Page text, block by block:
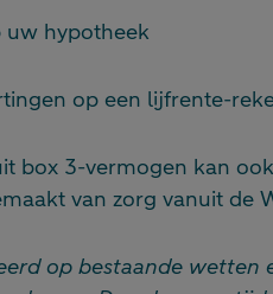
uw hypotheek
op een lijfrente-
box 3-vermogen kan
van zorg vanuit de
op bestaande